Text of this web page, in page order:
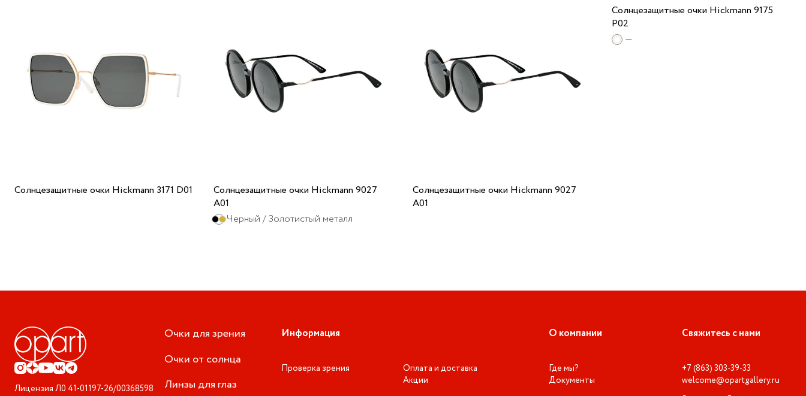
Солнцезащитные очки Hickmann 3171 D01
Солнцезащитные очки Hickmann 9027
A01
Черный / Золотистый металл
Солнцезащитные очки Hickmann 9027
A01
Солнцезащитные очки Hickmann 9175
P02
—
Лицензия Л0 41-01197-26/00368598
Очки для зрения
Очки от солнца
Линзы для глаз
Информация
Проверка зрения
Оплата и доставка
Акции
О компании
Где мы?
Документы
Свяжитесь с нами
+7 (863) 303-39-33
welcome@opartgallery.ru